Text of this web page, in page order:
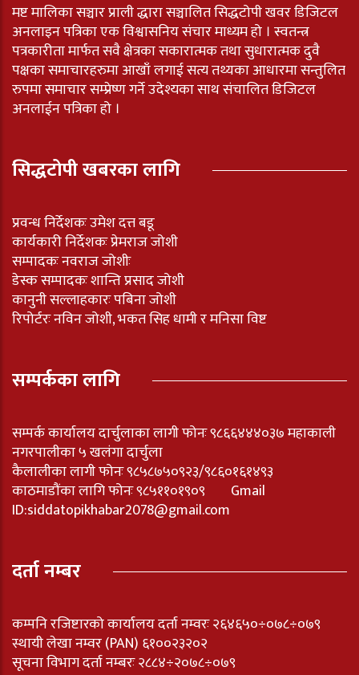
मष्ट मालिका सञ्चार प्राली द्धारा सञ्चालित सिद्धटोपी खवर डिजिटल
अनलाइन पत्रिका एक विश्वासनिय संचार माध्यम हो । स्वतन्त्र
पत्रकारीता मार्फत सवै क्षेत्रका सकारात्मक तथा सुधारात्मक दुवै
पक्षका समाचारहरुमा आखाँ लगाई सत्य तथ्यका आधारमा सन्तुलित
रुपमा समाचार सम्प्रेष्ण गर्ने उदेश्यका साथ संचालित डिजिटल
अनलाईन पत्रिका हो ।
सिद्धटोपी खबरका लागि
प्रवन्ध निर्देशकः उमेश दत्त बडू
कार्यकारी निर्देशकः प्रेमराज जोशी
सम्पादकः नवराज जोशीः
डेस्क सम्पादकः शान्ति प्रसाद जोशी
कानुनी सल्लाहकारः पबिना जोशी
रिपोर्टरः नविन जोशी, भकत सिह धामी र मनिसा विष्ट
सम्पर्कका लागि
सम्पर्क कार्यालय दार्चुलाका लागी फोनः ९८६६४४४०३७ महाकाली
नगरपालीका ५ खलंगा दार्चुला
कैलालीका लागी फोनः ९८५८७५०९२३/९८६०१६१४९३
काठमाडौंका लागि फोनः ९८५११०१९०९ Gmail
ID:siddatopikhabar2078@gmail.com
दर्ता नम्बर
कम्पनि रजिष्टारको कार्यालय दर्ता नम्वरः २६४६५०÷०७८÷०७९
स्थायी लेखा नम्वर (PAN) ६१००२३२०२
सूचना विभाग दर्ता नम्बरः २८८४÷२०७८÷०७९